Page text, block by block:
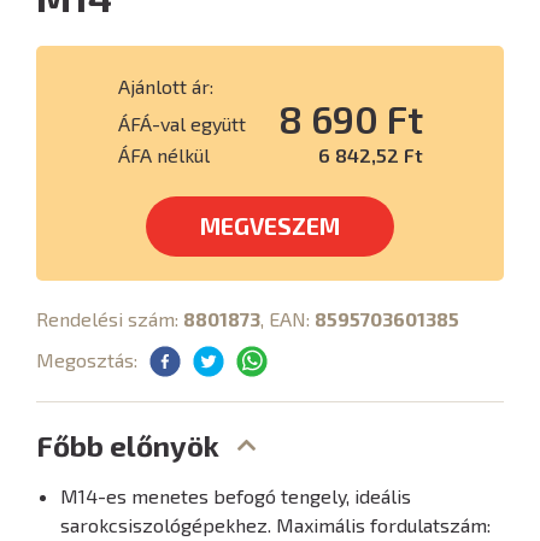
Ajánlott ár:
ÁFÁ-val együtt
8 690 Ft
ÁFA nélkül 6 842,52 Ft
MEGVESZEM
Rendelési szám: 8801873, EAN: 8595703601385
Megosztás:
Főbb előnyök
M14-es menetes befogó tengely, ideális
sarokcsiszológépekhez. Maximális fordulatszám: